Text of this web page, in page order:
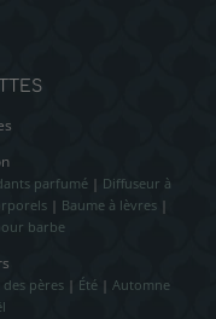
parfumé| Diffuseur à
| Baume à lèvres|
barbe
des pères| Été| Automne